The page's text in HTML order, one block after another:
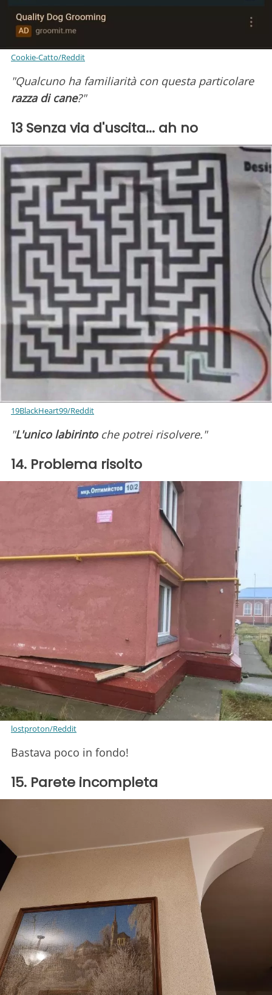
Cookie-Catto/Reddit
"Qualcuno ha familiarità con questa particolare
razza di cane?"
13 Senza via d'uscita... ah no
19BlackHeart99/Reddit
"L'unico labirintoche potrei risolvere."
14. Problema risolto
lostproton/Reddit
Bastava poco in fondo!
15. Parete incompleta